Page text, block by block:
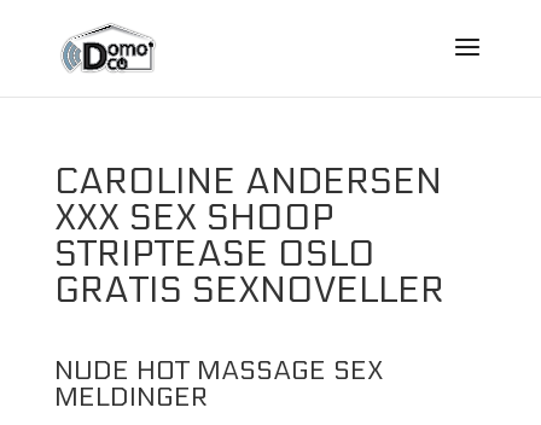
CAROLINE ANDERSEN
XXX SEX SHOOP
STRIPTEASE OSLO
GRATIS SEXNOVELLER
NUDE HOT MASSAGE SEX
MELDINGER